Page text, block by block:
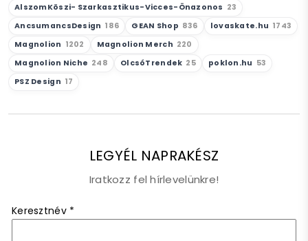
AlszomKöszi- Szarkasztikus-Vicces-Önazonos 23
AncsumancsDesign 186 GEAN Shop 836 lovaskate.hu 1743
Magnolion 1202 Magnolion Merch 220
Magnolion Niche 248 OlcsóTrendek 25 poklon.hu 53
PSZ Design 17
LEGYÉL NAPRAKÉSZ
Iratkozz fel hírlevelünkre!
Keresztnév *